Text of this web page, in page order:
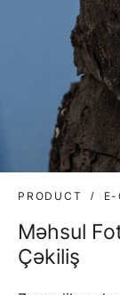
PRODUCT E-
Məhsul
Çəkiliş